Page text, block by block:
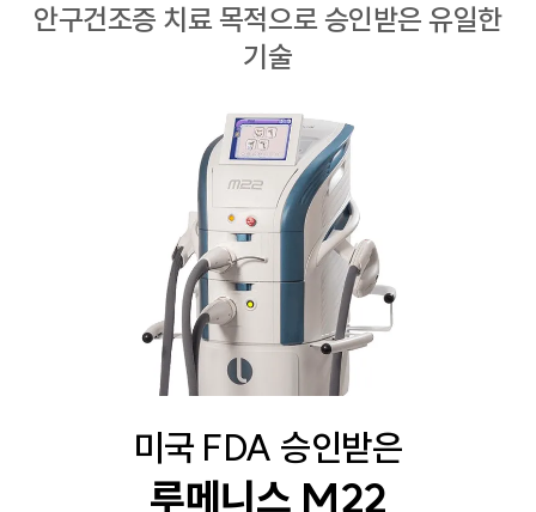
안구건조증 치료 목적으로 승인받은 유일한
기술
미국 FDA 승인받은
루메니스 M22